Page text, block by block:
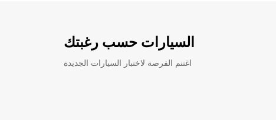
السيارات حسب رغبتك
اغتنم الفرصة لاختبار السيارات الجديدة